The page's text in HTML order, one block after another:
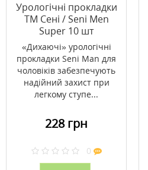
Урологічні прокладки
ТМ Сені / Seni Men
Super 10 шт
«Дихаючі» урологічні
прокладки Seni Man для
чоловіків забезпечують
надійний захист при
легкому ступе...
228 грн
0